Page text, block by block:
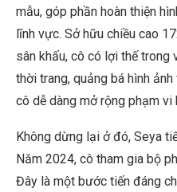
mẫu, góp phần hoàn thiện
lĩnh vực. Sở hữu chiều cao
sân khấu, cô có lợi thế trong
thời trang, quảng bá hình
cô dễ dàng mở rộng phạm
Không dừng lại ở đó, Seya
Năm 2024, cô tham gia bộ
Đây là một bước tiến đáng